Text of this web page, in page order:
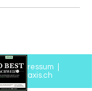
|Impressum